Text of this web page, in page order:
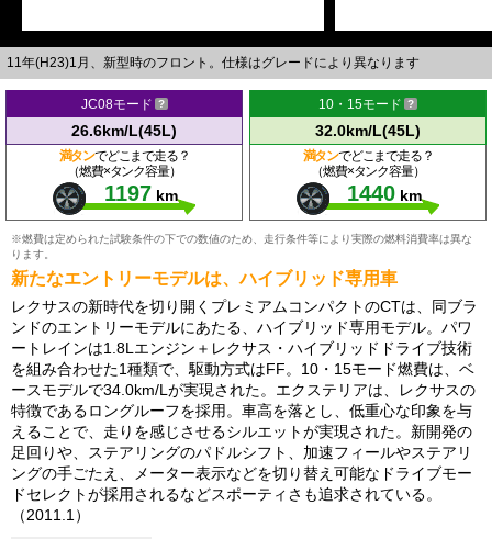
11年(H23)1月、新型時のフロント。仕様はグレードにより異なります
JC08モード
26.6km/L(45L)
満タンでどこまで走る？
（燃費×タンク容量）
1197 km
10・15モード
32.0km/L(45L)
満タンでどこまで走る？
（燃費×タンク容量）
1440 km
※燃費は定められた試験条件の下での数値のため、走行条件等により実際の燃料消費率は異な
ります。
新たなエントリーモデルは、ハイブリッド専用車
レクサスの新時代を切り開くプレミアムコンパクトのCTは、同ブラ
ンドのエントリーモデルにあたる、ハイブリッド専用モデル。パワ
ートレインは1.8Lエンジン＋レクサス・ハイブリッドドライブ技術
を組み合わせた1種類で、駆動方式はFF。10・15モード燃費は、ベ
ースモデルで34.0km/Lが実現された。エクステリアは、レクサスの
特徴であるロングルーフを採用。車高を落とし、低重心な印象を与
えることで、走りを感じさせるシルエットが実現された。新開発の
足回りや、ステアリングのパドルシフト、加速フィールやステアリ
ングの手ごたえ、メーター表示などを切り替え可能なドライブモー
ドセレクトが採用されるなどスポーティさも追求されている。
（2011.1）